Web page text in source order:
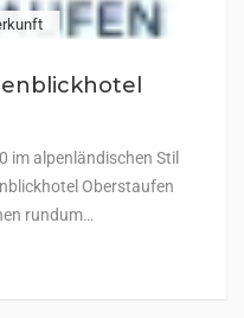
im alpenländischen Stil
Oberstaufen
rundum…